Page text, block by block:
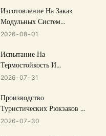
Изготовление На Заказ
Модульных Систем
Рюкзаков Для Активного
2026 08 01
Испытание На
Термостойкость И
Устойчивость ПВХ-Ткани
2026 07 31
Производство
Туристических Рюкзаков С
Интегрированной
2026 07 30